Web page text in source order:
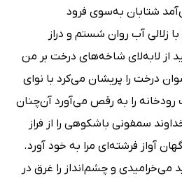
شتابان به‌سوی فرود
زلالی آب روان شستم و دراز
از لابه‌لای شاخه‌های درخت بر من
درخت را پریشان می‌کرد با نوای
را به رقص می‌آورد آن‌چنان
سمفونی باشکوهی را از فراز
آواز فرشته‌ای مرا به خود آورد.
می‌خرامیدی و چشم‌انداز را غرق در